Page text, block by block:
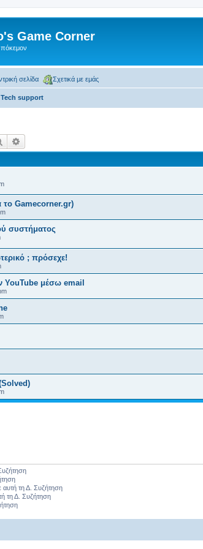
Game Corner
πόκεμον
σελίδα Σχετικά με εμάς
Tech support
Αναζήτηση
το Gamecorner.gr)
συστήματος
; πρόσεχε!
YouTube μέσω email
αυτή τη Δ. Συζήτηση
τη Δ. Συζήτηση